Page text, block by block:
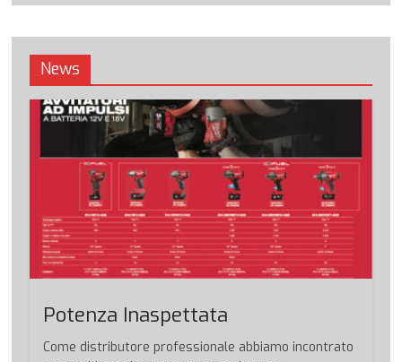
News
Potenza Inaspettata
Come distributore professionale abbiamo incontrato